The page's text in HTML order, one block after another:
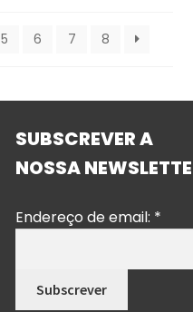
5 6 7 8
SUBSCREVER A
NOSSA
Endereço de email: *